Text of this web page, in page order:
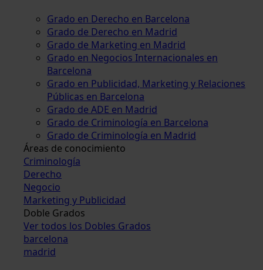
Grado en Derecho en Barcelona
Grado de Derecho en Madrid
Grado de Marketing en Madrid
Grado en Negocios Internacionales en
Barcelona
Grado en Publicidad, Marketing y Relaciones
Públicas en Barcelona
Grado de ADE en Madrid
Grado de Criminología en Barcelona
Grado de Criminología en Madrid
Áreas de conocimiento
Criminología
Derecho
Negocio
Marketing y Publicidad
Doble Grados
Ver todos los Dobles Grados
barcelona
madrid